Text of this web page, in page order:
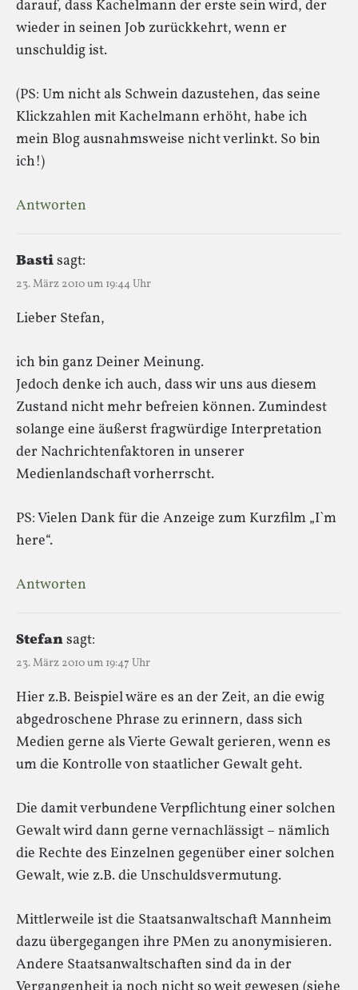
darauf, dass Kachelmann der erste sein wird, der
wieder in seinen Job zurückkehrt, wenn er
unschuldig ist.
(PS: Um nicht als Schwein dazustehen, das seine
Klickzahlen mit Kachelmann erhöht, habe ich
mein Blog ausnahmsweise nicht verlinkt. So bin
ich!)
Antworten
Bastisagt:
23. März 2010 um 19:44 Uhr
Lieber Stefan,
ich bin ganz Deiner Meinung.
Jedoch denke ich auch, dass wir uns aus diesem
Zustand nicht mehr befreien können. Zumindest
solange eine äußerst fragwürdige Interpretation
der Nachrichtenfaktoren in unserer
Medienlandschaft vorherrscht.
PS: Vielen Dank für die Anzeige zum Kurzfilm „I`m
here“.
Antworten
Stefansagt:
23. März 2010 um 19:47 Uhr
Hier z.B. Beispiel wäre es an der Zeit, an die ewig
abgedroschene Phrase zu erinnern, dass sich
Medien gerne als Vierte Gewalt gerieren, wenn es
um die Kontrolle von staatlicher Gewalt geht.
Die damit verbundene Verpflichtung einer solchen
Gewalt wird dann gerne vernachlässigt – nämlich
die Rechte des Einzelnen gegenüber einer solchen
Gewalt, wie z.B. die Unschuldsvermutung.
Mittlerweile ist die Staatsanwaltschaft Mannheim
dazu übergegangen ihre PMen zu anonymisieren.
Andere Staatsanwaltschaften sind da in der